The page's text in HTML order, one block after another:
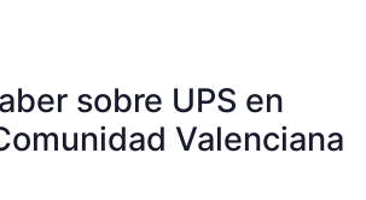
sobre UPS en
Valenciana